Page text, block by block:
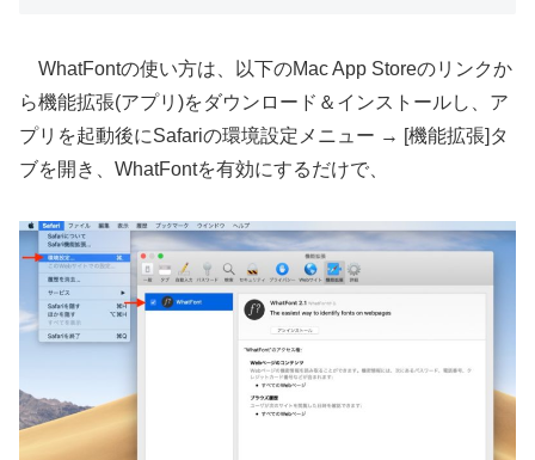
WhatFontの使い方は、以下のMac App Storeのリンクか
ら機能拡張(アプリ)をダウンロード＆インストールし、ア
プリを起動後にSafariの環境設定メニュー → [機能拡張]タ
ブを開き、WhatFontを有効にするだけで、